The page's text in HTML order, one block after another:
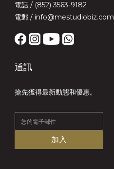
電話 / (852) 3563-9182
電郵 / info@mestudiobiz.com
通訊
搶先獲得最新動態和優惠。
加入